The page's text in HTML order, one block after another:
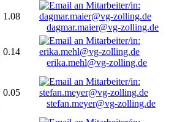
1.08
dagmar.maier@vg-zolling.de
0.14
erika.mehl@vg-zolling.de
0.05
stefan.meyer@vg-zolling.de